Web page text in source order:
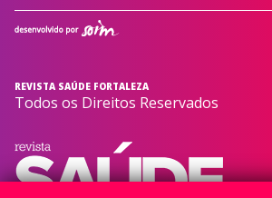
REVISTA SAÚDE FORTALEZA
Todos os Direitos Reservados